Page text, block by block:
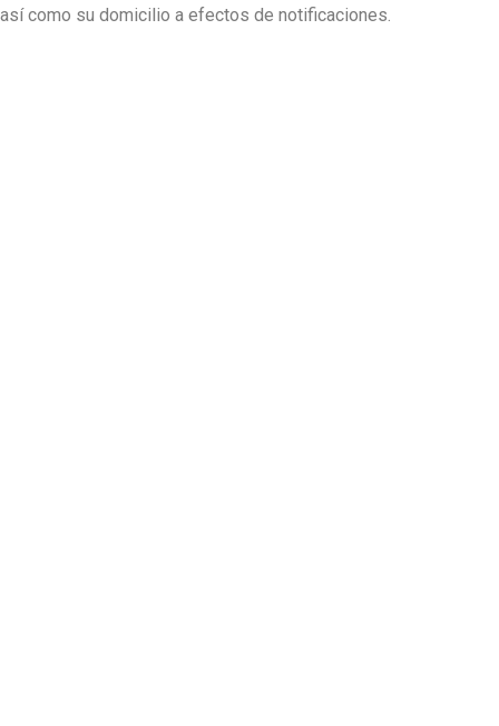
así como su domicilio a efectos de notificaciones.